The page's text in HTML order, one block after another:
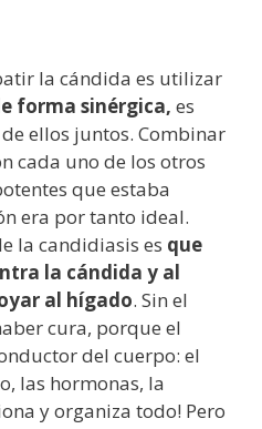
la cándida es utilizar
forma sinérgica, es
ellos juntos. Combinar
cada uno de los otros
que estaba
era por tanto ideal.
la candidiasis es que
la cándida y al
al hígado. Sin el
cura, porque el
del cuerpo: el
las hormonas, la
y organiza todo! Pero